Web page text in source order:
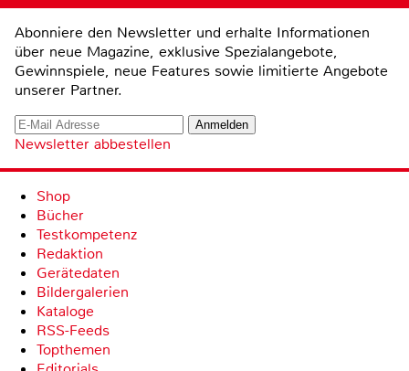
Abonniere den Newsletter und erhalte Informationen
über neue Magazine, exklusive Spezialangebote,
Gewinnspiele, neue Features sowie limitierte Angebote
unserer Partner.
Newsletter abbestellen
Shop
Bücher
Testkompetenz
Redaktion
Gerätedaten
Bildergalerien
Kataloge
RSS-Feeds
Topthemen